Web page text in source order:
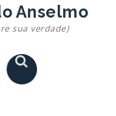
Anselmo
sua verdade)